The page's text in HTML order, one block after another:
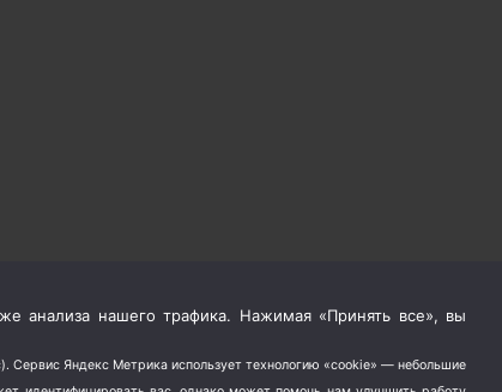
анализа нашего трафика. Нажимая «Принять все», вы
Сервис Яндекс Метрика использует технологию «cookie» — небольшие